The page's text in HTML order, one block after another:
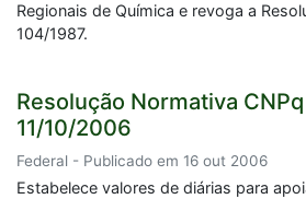
Regionais de Química e revoga a
104/1987.
Resolução Normativa
11/10/2006
Federal - Publicado em 16 out 2006
Estabelece valores de diárias para